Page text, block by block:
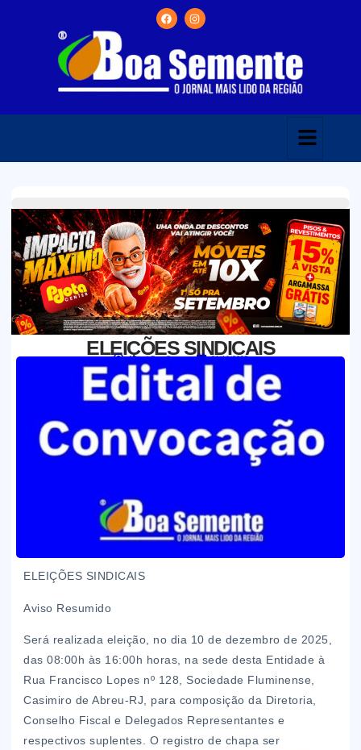
ELEIÇÕES SINDICAIS
Jornal Boa Semente 31/10/2025
ELEIÇÕES SINDICAIS
Aviso Resumido
​Será realizada eleição, no dia 10 de dezembro de 2025,
das 08:00h às 16:00h horas, na sede desta Entidade à
Rua Francisco Lopes nº 128, Sociedade Fluminense,
Casimiro de Abreu-RJ, para composição da Diretoria,
Conselho Fiscal e Delegados Representantes e
respectivos suplentes. O registro de chapa ser